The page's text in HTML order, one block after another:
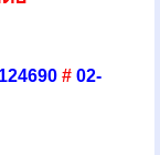
# 02-